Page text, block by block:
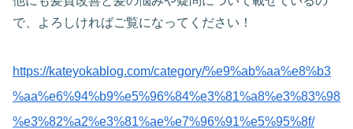
で、よろしければご覧になってください！
https://kateyokablog.com/category/%e9%ab%aa%e8%b3
%aa%e6%94%b9%e5%96%84%e3%81%a8%e3%83%98
%e3%82%a2%e3%81%ae%e7%96%91%e5%95%8f/